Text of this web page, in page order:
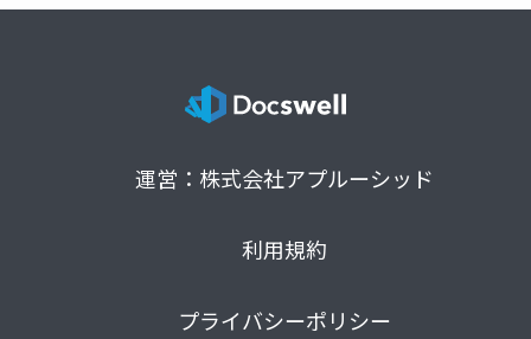
運営：株式会社アプルーシッド
利用規約
プライバシーポリシー